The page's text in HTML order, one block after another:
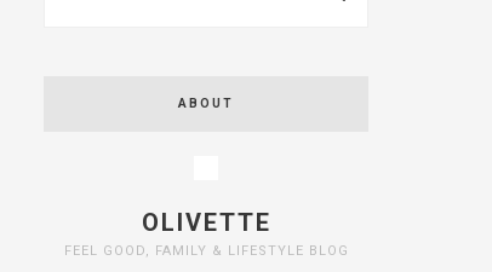
ABOUT
OLIVETTE
FEEL GOOD, FAMILY & LIFESTYLE BLOG